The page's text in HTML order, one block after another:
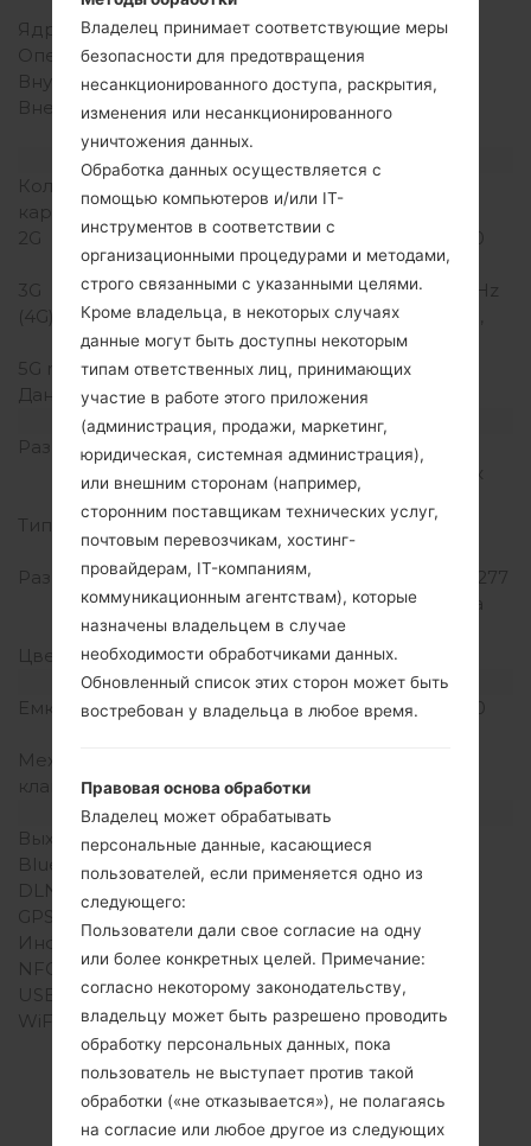
Ядра процессора
Четырехъядерный
Оперативная память
2GB
Внутренняя память
16GB
Внешняя память
microSD, до 256 GB
Количество мест для сим
карты
1 Нано SIM
2G
GSM 850/900/1800/1900
MHz
3G
HSPA 850/1700/1900 MHz
(4G) LTE
LTE 700, 850, 1700, 1900,
2100 MHz
5G network
-
Данные
GPRS/EDGE
Дисплей
Размер экрана
5.3 in (~69.4%
соотношение экрана к
телу)
Тип экрана
IPS LCD емкостный
сенсорный экран
Разрешение экрана
720 x 1280 пикселей (~277
плотность пикселей на
дюйм)
Цвета экрана
16M цветов
Аккумулятор и клавиатура
Емкость аккумулятора
Не съемный Li-Ion 4100
Механическая
клавиатура
Интерфейсы
Выход для аудио
3.5mm jack
Bluetooth
Версия 4.1, A2DP
DLNA
GPS
Инфракрасный порт
Нет
NFC
Нет
USB
microUSB 2.0
WiFi
Wi-Fi802.11b/g/n, Wi-Fi
Direct, hotspot
Владелец принимает соответствующие меры
безопасности для предотвращения
несанкционированного доступа, раскрытия,
изменения или несанкционированного
уничтожения данных.
Обработка данных осуществляется с
помощью компьютеров и/или IT-
инструментов в соответствии с
организационными процедурами и методами,
строго связанными с указанными целями.
Кроме владельца, в некоторых случаях
данные могут быть доступны некоторым
типам ответственных лиц, принимающих
участие в работе этого приложения
(администрация, продажи, маркетинг,
юридическая, системная администрация),
или внешним сторонам (например,
сторонним поставщикам технических услуг,
почтовым перевозчикам, хостинг-
провайдерам, IT-компаниям,
коммуникационным агентствам), которые
назначены владельцем в случае
необходимости обработчиками данных.
Обновленный список этих сторон может быть
востребован у владельца в любое время.
Правовая основа обработки
Владелец может обрабатывать
персональные данные, касающиеся
пользователей, если применяется одно из
следующего:
Пользователи дали свое согласие на одну
или более конкретных целей. Примечание:
согласно некоторому законодательству,
владельцу может быть разрешено проводить
обработку персональных данных, пока
пользователь не выступает против такой
обработки («не отказывается»), не полагаясь
на согласие или любое другое из следующих